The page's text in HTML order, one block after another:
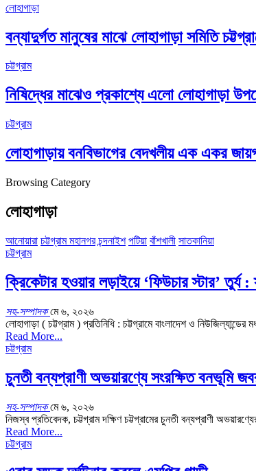
লোহাগাড়া
বন্যাদুর্গত মানুষের মাঝে লোহাগাড়া সমিতি
চট্টগ্রাম
নিষিদ্ধের মাঝেও প্রকাশ্যে এলো লোহাগাড়া
চট্টগ্রাম
লোহাগাড়ায় বনবিভাগের বেদখলীয় এক একর
Browsing Category
লোহাগাড়া
আনোয়ারা চট্টগ্রাম মহানগর চন্দনাইশ পটিয়া বাঁশখালী সাতকানিয়া
চট্টগ্রাম
ক্রিকেটার হওয়ার লড়াইয়ে ‘ফিউচার স্টার’ তুর্য
সহ-সম্পাদকমে ৬, ২০২৬
লোহাগাড়া ( চট্টগ্রাম ) প্রতিনিধি : চট্টগ্রামে বাংলাদেশ ও
Read More...
চট্টগ্রাম
চুনতী বন্যপ্রাণী অভয়ারণ্যে সংরক্ষিত বনভূমি
সহ-সম্পাদকমে ৬, ২০২৬
নিজস্ব প্রতিবেদক, চট্টগ্রাম দক্ষিণ চট্টগ্রামের চুনতী বন্যপ্রাণী
Read More...
চট্টগ্রাম